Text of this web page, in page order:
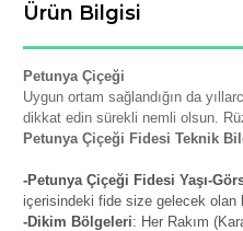
Ürün Bilgisi
Petunya Çiçeği
Uygun ortam sağlandığın da
dikkat edin sürekli nemli olsun.
Petunya Çiçeği Fidesi Teknik
-Petunya Çiçeği Fidesi Yaşı-
içerisindeki fide size gelecek olan
-Dikim Bölgeleri: Her Rakım